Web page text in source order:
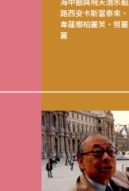
海中獸與飛天潛水艇
路西安卡斯當泰來、
韋蓮娜柏麗芙、勞麗
麗